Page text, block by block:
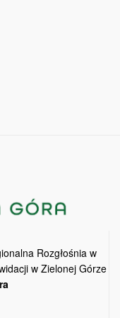
Rozgłośnia w
w Zielonej Górze